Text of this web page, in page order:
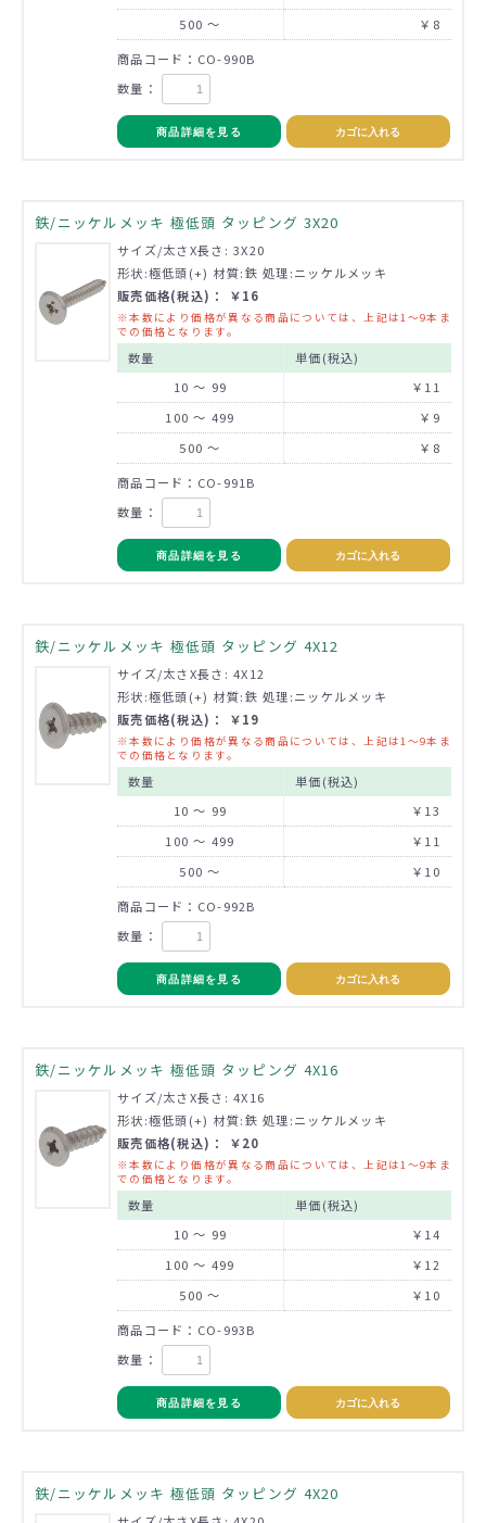
500 ～
￥8
商品コード：CO-990B
数量：
商品詳細を見る カゴに入れる
鉄/ニッケルメッキ 極低頭 タッピング 3X20
サイズ/太さX長さ: 3X20
形状:極低頭(+) 材質:鉄 処理:ニッケルメッキ
販売価格(税込)： ￥16
※本数により価格が異なる商品については、上記は1～9本ま
での価格となります。
数量
単価(税込)
10 ～ 99
￥11
100 ～ 499
￥9
500 ～
￥8
商品コード：CO-991B
数量：
商品詳細を見る カゴに入れる
鉄/ニッケルメッキ 極低頭 タッピング 4X12
サイズ/太さX長さ: 4X12
形状:極低頭(+) 材質:鉄 処理:ニッケルメッキ
販売価格(税込)： ￥19
※本数により価格が異なる商品については、上記は1～9本ま
での価格となります。
数量
単価(税込)
10 ～ 99
￥13
100 ～ 499
￥11
500 ～
￥10
商品コード：CO-992B
数量：
商品詳細を見る カゴに入れる
鉄/ニッケルメッキ 極低頭 タッピング 4X16
サイズ/太さX長さ: 4X16
形状:極低頭(+) 材質:鉄 処理:ニッケルメッキ
販売価格(税込)： ￥20
※本数により価格が異なる商品については、上記は1～9本ま
での価格となります。
数量
単価(税込)
10 ～ 99
￥14
100 ～ 499
￥12
500 ～
￥10
商品コード：CO-993B
数量：
商品詳細を見る カゴに入れる
鉄/ニッケルメッキ 極低頭 タッピング 4X20